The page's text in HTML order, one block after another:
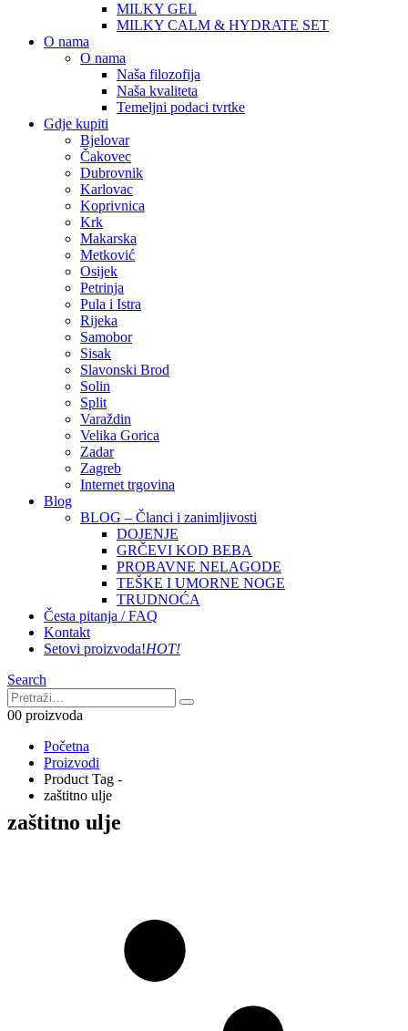
MILKY GEL
MILKY CALM & HYDRATE SET
O nama
O nama
Naša filozofija
Naša kvaliteta
Temeljni podaci tvrtke
Gdje kupiti
Bjelovar
Čakovec
Dubrovnik
Karlovac
Koprivnica
Krk
Makarska
Metković
Osijek
Petrinja
Pula i Istra
Rijeka
Samobor
Sisak
Slavonski Brod
Solin
Split
Varaždin
Velika Gorica
Zadar
Zagreb
Internet trgovina
Blog
BLOG – Članci i zanimljivosti
DOJENJE
GRČEVI KOD BEBA
PROBAVNE NELAGODE
TEŠKE I UMORNE NOGE
TRUDNOĆA
Česta pitanja / FAQ
Kontakt
Setovi proizvoda!HOT!
Search
00 proizvoda
Početna
Proizvodi
Product Tag -
zaštitno ulje
zaštitno ulje